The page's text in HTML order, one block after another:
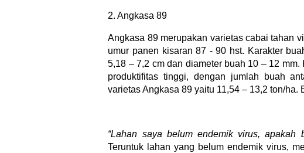
2. Angkasa 89
Angkasa 89 merupakan varietas cabai tahan
umur panen kisaran 87 - 90 hst. Karakter
5,18 – 7,2 cm dan diameter buah 10 – 12
produktifitas tinggi, dengan jumlah buah
varietas Angkasa 89 yaitu 11,54 – 13,2 ton/ha.
“Lahan saya belum endemik virus,
Teruntuk lahan yang belum endemik virus,